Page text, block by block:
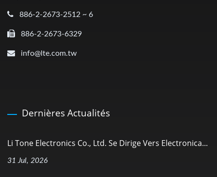
886-2-2673-2512 ~ 6
886-2-2673-6329
info@lte.com.tw
Dernières Actualités
Li Tone Electronics Co., Ltd. Se Dirige Vers Electronica...
31 Jul, 2026